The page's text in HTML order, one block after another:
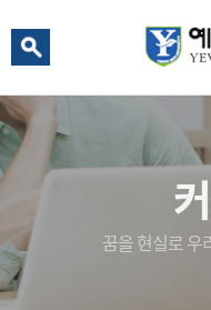
꿈을 현실로 우
예원 AI